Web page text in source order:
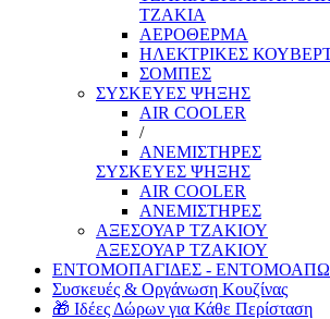
ΤΖΑΚΙΑ
ΑΕΡΟΘΕΡΜΑ
ΗΛΕΚΤΡΙΚΕΣ
ΣΟΜΠΕΣ
ΣΥΣΚΕΥΕΣ ΨΗΞΗΣ
AIR COOLER
/
ΑΝΕΜΙΣΤΗΡΕΣ
ΣΥΣΚΕΥΕΣ ΨΗΞΗΣ
AIR COOLER
ΑΝΕΜΙΣΤΗΡΕΣ
ΑΞΕΣΟΥΑΡ ΤΖΑΚΙΟΥ
ΑΞΕΣΟΥΑΡ ΤΖΑΚΙΟΥ
ΕΝΤΟΜΟΠΑΓΙΔΕΣ -
Συσκευές & Οργάνωση Κουζίνας
🎁 Ιδέες Δώρων για Κάθε Περίσταση